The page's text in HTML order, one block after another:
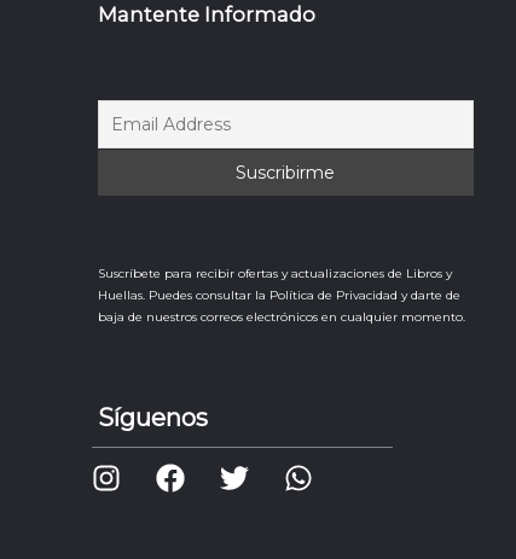
Mantente Informado
Suscríbete para recibir ofertas y actualizaciones de Libros y
Huellas. Puedes consultar la Política de Privacidad y darte de
baja de nuestros correos electrónicos en cualquier momento.
Síguenos